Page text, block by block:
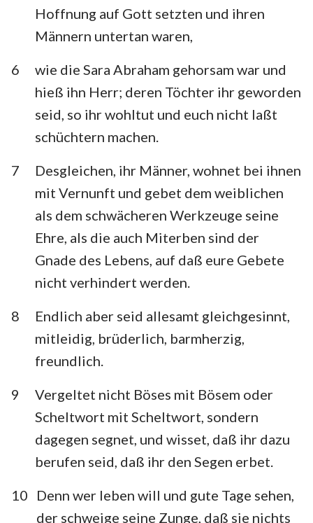
Hoffnung auf Gott setzten und ihren
Männern untertan waren,
6
wie die Sara Abraham gehorsam war und
hieß ihn Herr; deren Töchter ihr geworden
seid, so ihr wohltut und euch nicht laßt
schüchtern machen.
7
Desgleichen, ihr Männer, wohnet bei ihnen
mit Vernunft und gebet dem weiblichen
als dem schwächeren Werkzeuge seine
Ehre, als die auch Miterben sind der
Gnade des Lebens, auf daß eure Gebete
nicht verhindert werden.
8
Endlich aber seid allesamt gleichgesinnt,
mitleidig, brüderlich, barmherzig,
freundlich.
9
Vergeltet nicht Böses mit Bösem oder
Scheltwort mit Scheltwort, sondern
dagegen segnet, und wisset, daß ihr dazu
berufen seid, daß ihr den Segen erbet.
10
Denn wer leben will und gute Tage sehen,
der schweige seine Zunge, daß sie nichts